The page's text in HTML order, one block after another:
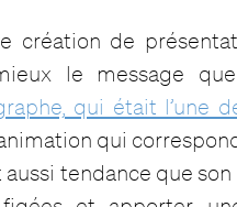
création de
le message
qui était l’une
qui
tendance que son